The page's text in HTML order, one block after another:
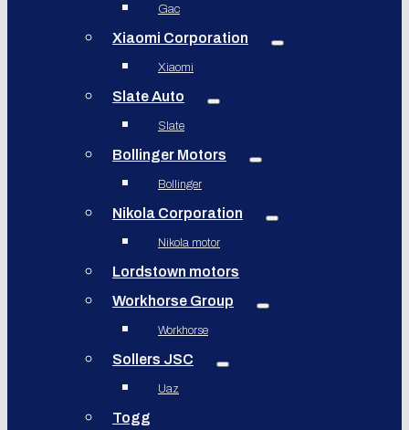
Gac
Xiaomi Corporation
Xiaomi
Slate Auto
Slate
Bollinger Motors
Bollinger
Nikola Corporation
Nikola motor
Lordstown motors
Workhorse Group
Workhorse
Sollers JSC
Uaz
Togg